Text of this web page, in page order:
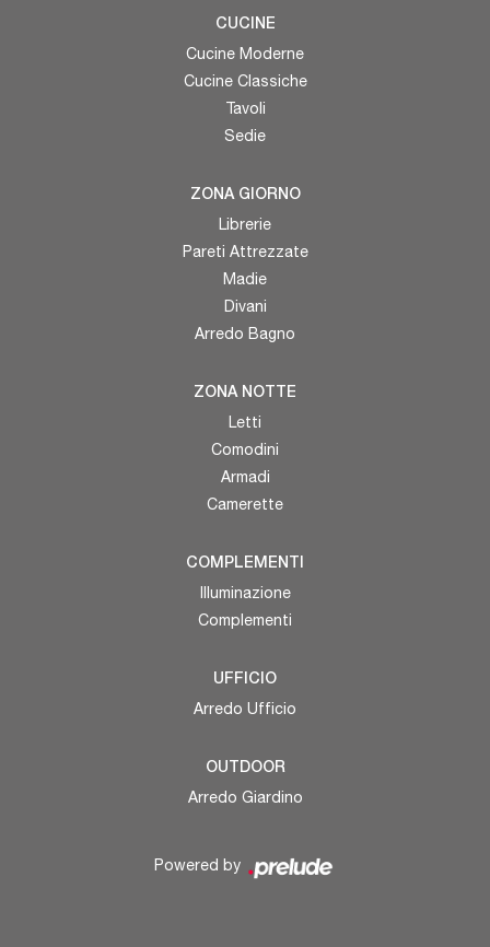
CUCINE
Cucine Moderne
Cucine Classiche
Tavoli
Sedie
ZONA GIORNO
Librerie
Pareti Attrezzate
Madie
Divani
Arredo Bagno
ZONA NOTTE
Letti
Comodini
Armadi
Camerette
COMPLEMENTI
Illuminazione
Complementi
UFFICIO
Arredo Ufficio
OUTDOOR
Arredo Giardino
Powered by